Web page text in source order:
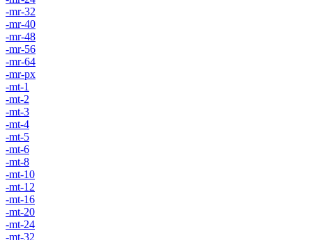
-mr-32
-mr-40
-mr-48
-mr-56
-mr-64
-mr-px
-mt-1
-mt-2
-mt-3
-mt-4
-mt-5
-mt-6
-mt-8
-mt-10
-mt-12
-mt-16
-mt-20
-mt-24
-mt-32